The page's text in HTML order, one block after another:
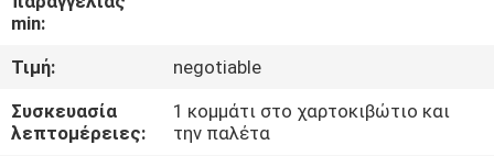
ΞΕΝΆΓΗΣΗ
ΣΤΟ
min:
Τιμή:
negotiable
Συσκευασία
λεπτομέρειες:
1 κομμάτι στο χαρτοκιβώτιο και
την παλέτα